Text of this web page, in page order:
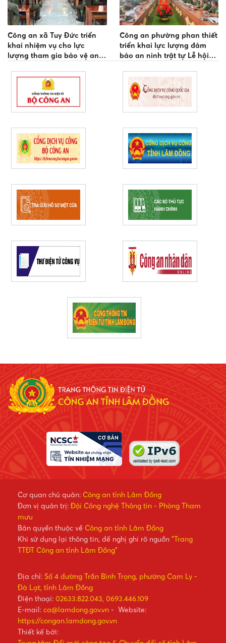
Công an xã Tuy Đức triển
khai nhiệm vụ cho lực
lượng tham gia bảo vệ an
Công an phường phan thiết
triển khai lực lượng đảm
bảo an ninh trật tự Lễ hội
phường phan thiết năm
2026
Cơ quan chủ quản: Công an tỉnh Lâm Đồng
Đơn vị quản trị: Đội Công nghệ Thông tin - Phòng Tham
mưu
Bản quyền thuộc về Công an tỉnh Lâm Đồng
Khi sử dụng lại thông tin, đề nghị ghi rõ nguồn "Trang
TTĐT Công an tỉnh Lâm Đồng"
Địa chỉ: Số 4 đường Trần Bình Trọng, phường Cam Ly -
Đà Lạt, tỉnh Lâm Đồng
Điện thoại: 02633.822.043, 0693.446.109
E-mail: ca@lamdong.gov.vn - Website:
https://congan.lamdong.gov.vn
Thiết kế bởi: